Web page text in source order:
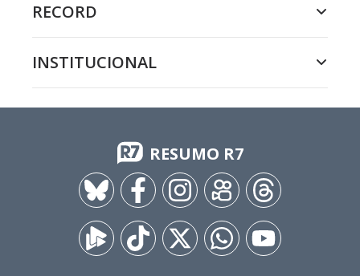
RECORD
INSTITUCIONAL
RESUMO R7